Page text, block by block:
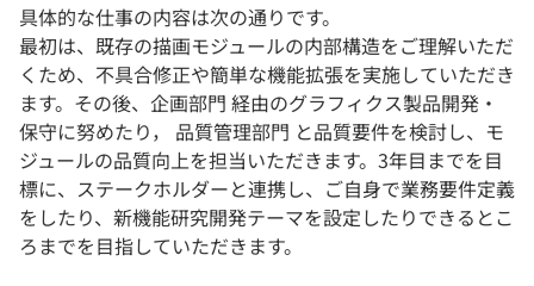
具体的な仕事の内容は次の通りです。
最初は、既存の描画モジュールの内部構造をご理解いただ
くため、不具合修正や簡単な機能拡張を実施していただき
ます。その後、企画部門 経由のグラフィクス製品開発・
保守に努めたり， 品質管理部門 と品質要件を検討し、モ
ジュールの品質向上を担当いただきます。3年目までを目
標に、ステークホルダーと連携し、ご自身で業務要件定義
をしたり、新機能研究開発テーマを設定したりできるとこ
ろまでを目指していただきます。